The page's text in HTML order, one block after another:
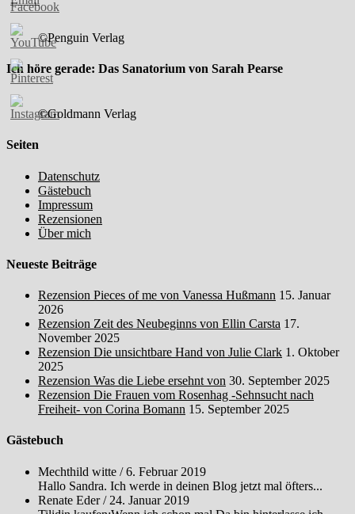
©Penguin Verlag
Ich höre gerade: Das Sanatorium von Sarah Pearse
©Goldmann Verlag
Seiten
Datenschutz
Gästebuch
Impressum
Rezensionen
Über mich
Neueste Beiträge
Rezension Pieces of me von Vanessa Hußmann 15. Januar
2026
Rezension Zeit des Neubeginns von Ellin Carsta 17.
November 2025
Rezension Die unsichtbare Hand von Julie Clark 1. Oktober
2025
Rezension Was die Liebe ersehnt von 30. September 2025
Rezension Die Frauen vom Rosenhag -Sehnsucht nach
Freiheit- von Corina Bomann 15. September 2025
Gästebuch
Mechthild witte /6. Februar 2019
Hallo Sandra. Ich werde in deinen Blog jetzt mal öfters...
Renate Eder/ 24. Januar 2019